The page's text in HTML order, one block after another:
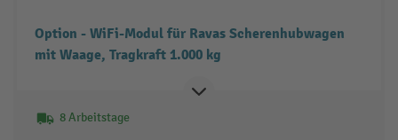
Option - WiFi-Modul für Ravas Scherenhubwagen
mit Waage, Tragkraft 1.000 kg
8 Arbeitstage